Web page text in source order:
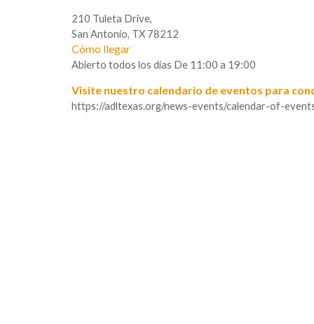
210 Tuleta Drive,
San Antonio, TX 78212
Cómo llegar
Abierto todos los días De 11:00 a 19:00
Visite nuestro calendario de eventos para
https://adltexas.org/news-events/calendar-of-